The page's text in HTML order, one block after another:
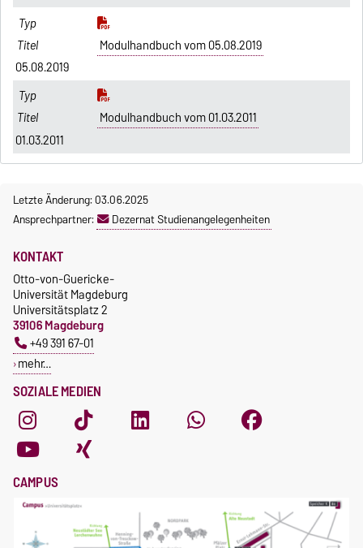
Modulhandbuch vom 05.08.2019
05.08.2019
Modulhandbuch vom 01.03.2011
01.03.2011
Letzte Änderung: 03.06.2025
Ansprechpartner:
Dezernat Studienangelegenheiten
SOZIALE MEDIEN
KONTAKT
Otto-von-Guericke-
Universität Magdeburg
Universitätsplatz 2
39106 Magdeburg
+49 391 67-01
mehr…
CAMPUS